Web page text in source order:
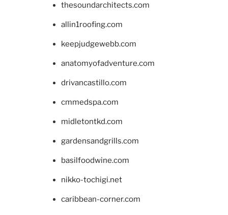
thesoundarchitects.com
allin1roofing.com
keepjudgewebb.com
anatomyofadventure.com
drivancastillo.com
cmmedspa.com
midletontkd.com
gardensandgrills.com
basilfoodwine.com
nikko-tochigi.net
caribbean-corner.com